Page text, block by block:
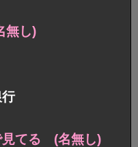
無し)
見てる (名無し)